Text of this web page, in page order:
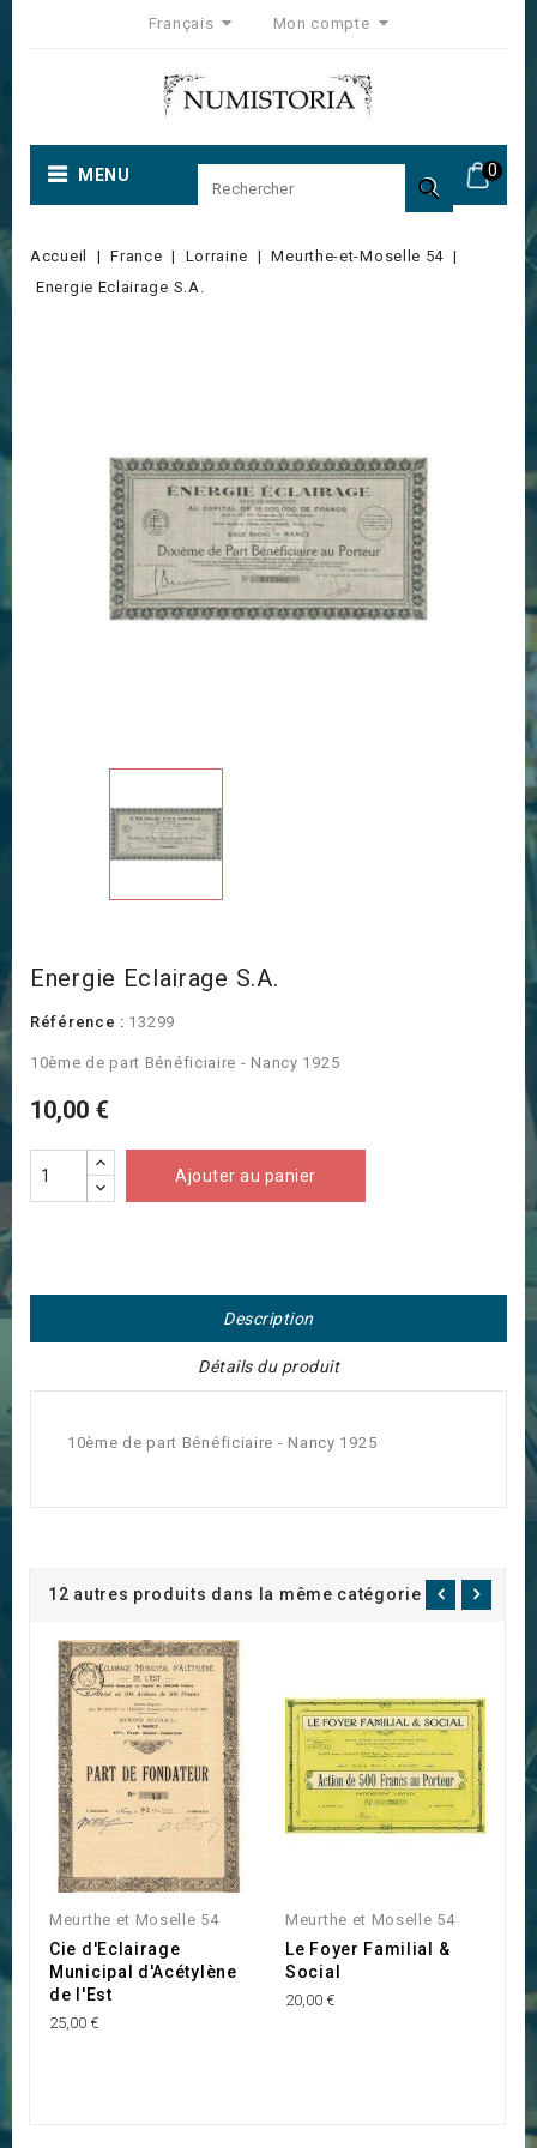
Français Mon compte
0
MENU 
Accueil France Lorraine
Meurthe-et-Moselle 54
Energie Eclairage S.A.
Energie Eclairage S.A.
Référence : 13299
10ème de part Bénéficiaire - Nancy 1925
10,00 €
Ajouter au panier
Description
Détails du produit
10ème de part Bénéficiaire - Nancy 1925
12 autres produits dans la même catégorie :
Meurthe et Moselle 54
Cie d'Eclairage
Municipal d'Acétylène
de l'Est
25,00 €
Meurthe et Moselle 54
Le Foyer Familial &
Social
20,00 €